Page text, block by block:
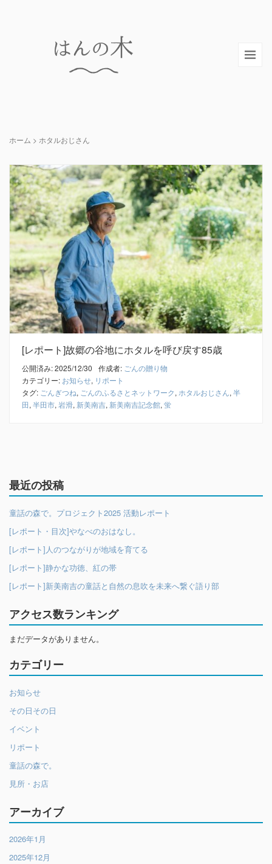
ホーム > ホタルおじさん
[レポート]故郷の谷地にホタルを呼び戻す85歳
公開済み: 2025/12/30 作成者: ごんの贈り物
カテゴリー: お知らせ, リポート
タグ: ごんぎつね, ごんのふるさとネットワーク, ホタルおじさん, 半
田, 半田市, 岩滑, 新美南吉, 新美南吉記念館, 蛍
最近の投稿
童話の森で。プロジェクト2025 活動レポート
[レポート・目次]やなべのおはなし。
[レポート]人のつながりが地域を育てる
[レポート]静かな功徳、紅の帯
[レポート]新美南吉の童話と自然の息吹を未来へ繋ぐ語り部
アクセス数ランキング
まだデータがありません。
カテゴリー
お知らせ
その日その日
イベント
リポート
童話の森で。
見所・お店
アーカイブ
2026年1月
2025年12月